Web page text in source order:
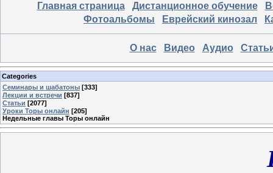
Главная страница Дистанционное обучение
Фотоальбомы
Еврейский кинозал
О нас Видео Аудио
Categories
Семинары и шабатоны [333]
Лекции и встречи [837]
Статьи [2077]
Уроки Торы онлайн [205]
Недельные главы Торы онлайн